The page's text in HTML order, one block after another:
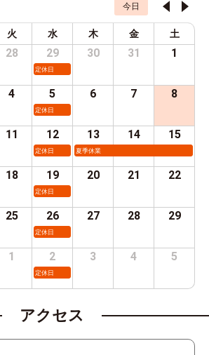
今日
火 水 木 金 土
28 29
定休日
30 31 1
4 5
定休日
6 7 8
11 12
定休日
13
夏季休業
14 15
18 19
定休日
20 21 22
25 26
定休日
27 28 29
1 2
定休日
3 4 5
アクセス